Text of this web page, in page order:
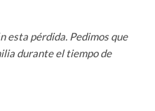
esta pérdida. Pedimos que
durante el tiempo de